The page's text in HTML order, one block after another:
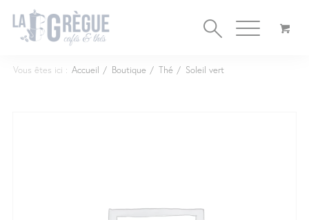
Vous êtes ici : Accueil / Boutique / Thé / Soleil vert